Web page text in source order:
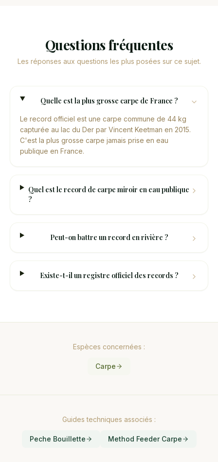
Questions fréquentes
Les réponses aux questions les plus posées sur ce sujet.
Quelle est la plus grosse carpe de France ?
Le record officiel est une carpe commune de 44 kg
capturée au lac du Der par Vincent Keetman en 2015.
C'est la plus grosse carpe jamais prise en eau
publique en France.
Quel est le record de carpe miroir en eau publique
?
Peut-on battre un record en rivière ?
Existe-t-il un registre officiel des records ?
Espèces concernées :
Carpe
Guides techniques associés :
Peche Bouillette Method Feeder Carpe